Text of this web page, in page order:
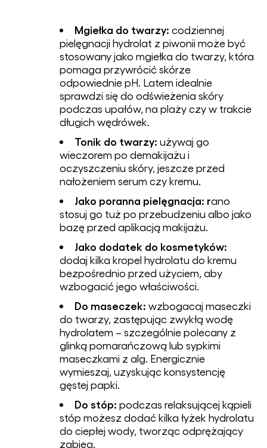
Mgiełka do twarzy: codziennej
pielęgnacji hydrolat z piwonii może być
stosowany jako mgiełka do twarzy, która
pomaga przywrócić skórze
odpowiednie pH. Latem idealnie
sprawdzi się do odświeżenia skóry
podczas upałów, na plaży czy w trakcie
długich wędrówek.
Tonik do twarzy: używaj go
wieczorem po demakijażu i
oczyszczeniu skóry, jeszcze przed
nałożeniem serum czy kremu.
Jako poranna pielęgnacja: rano
stosuj go tuż po przebudzeniu albo jako
bazę przed aplikacją makijażu.
Jako dodatek do kosmetyków:
dodaj kilka kropel hydrolatu do kremu
bezpośrednio przed użyciem, aby
wzbogacić jego właściwości.
Do maseczek: wzbogacaj maseczki
do twarzy, zastępując zwykłą wodę
hydrolatem – szczególnie polecany z
glinką pomarańczową lub sypkimi
maseczkami z alg. Energicznie
wymieszaj, uzyskując konsystencję
gęstej papki.
Do stóp: podczas relaksującej kąpieli
stóp możesz dodać kilka łyżek hydrolatu
do ciepłej wody, tworząc odprężający
zabieg.